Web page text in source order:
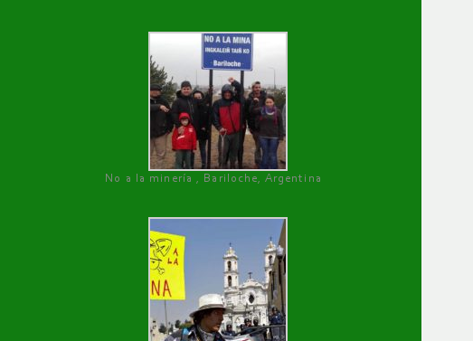
No a la minería , Bariloche, Argentina